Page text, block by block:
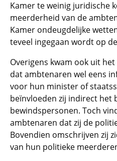
Kamer te weinig juridische
meerderheid van de
Kamer ondeugdelijke
teveel ingegaan wordt op
Overigens kwam ook uit
dat ambtenaren wel eens
voor hun minister of
beïnvloeden zij indirect het
bewindspersonen. Toch
ambtenaren dat zij de
Bovendien omschrijven zij
van hun politieke